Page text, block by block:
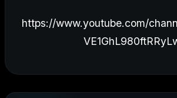
https://www.youtube.com/